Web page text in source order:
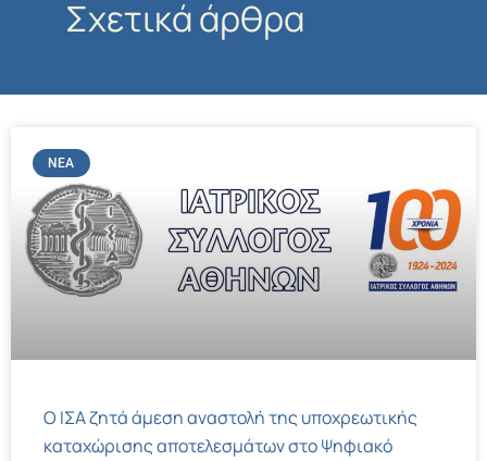
Σχετικά άρθρα
ΝΈΑ
Ο ΙΣΑ ζητά άμεση αναστολή της υποχρεωτικής
καταχώρισης αποτελεσμάτων στο Ψηφιακό